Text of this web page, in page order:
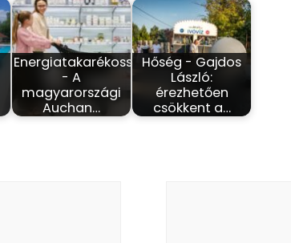
Energiatakarékosság
- A
magyarországi
Auchan…
Hőség - Gajdos
László:
érezhetően
csökkent a…